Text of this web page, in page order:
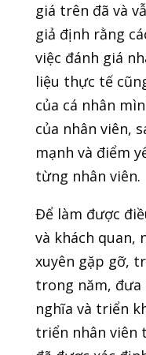
giá trên đã và
giả định rằng
việc đánh giá
liệu thực tế
của cá nhân
của nhân viên,
mạnh và điểm
từng nhân viên.
Để làm được
và khách quan,
xuyên gặp gỡ,
trong năm, đưa
nghĩa và triển
triển nhân viên